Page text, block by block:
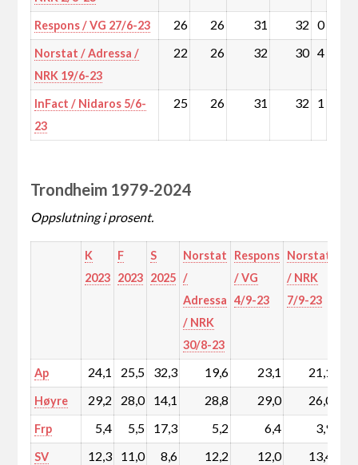
Respons / VG 27/6-23 26 26 31 32 0
Norstat / Adressa /
NRK 19/6-23
22 26 32 30 4
InFact / Nidaros 5/6-
23
25 26 31 32 1
Trondheim 1979-2024
Oppslutning i prosent.
K
2023
F
2023
S
2025
Norstat
/
Adressa
/ NRK
30/8-23
Respons
/ VG
4/9-23
Norstat
/ NRK
7/9-23
Ap 24,1 25,5 32,3 19,6 23,1 21,1
Høyre 29,2 28,0 14,1 28,8 29,0 26,0
Frp 5,4 5,5 17,3 5,2 6,4 3,9
SV 12,3 11,0 8,6 12,2 12,0 13,4